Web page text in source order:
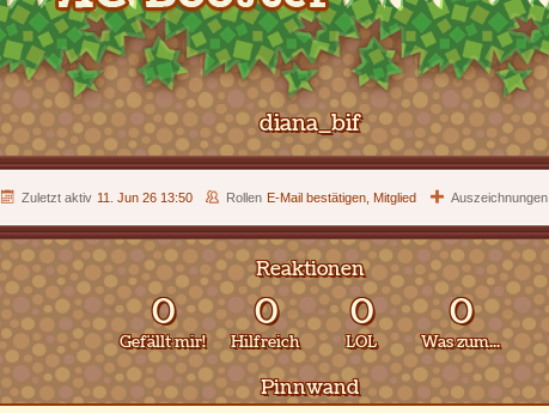
diana_bif
Zuletzt aktiv 11. Jun 26 13:50 Rollen E-Mail bestätigen, Mitglied Auszeichnungen
Reaktionen
0
Gefällt mir!
0
Hilfreich
0
LOL
0
Was zum...
Pinnwand